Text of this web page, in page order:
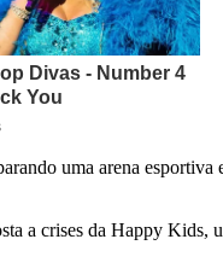
uma arena esportiva
a crises da Happy Kids,